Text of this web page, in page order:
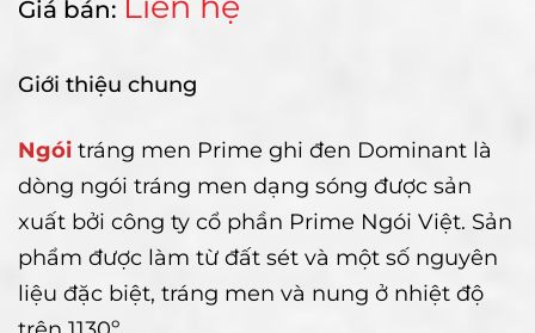
Giá bán:
Giới thiệu chung
Ngói tráng men Prime ghi đen Dominant là
dòng ngói tráng men dạng sóng được sản
xuất bởi công ty cổ phần Prime Ngói Việt. Sản
phẩm được làm từ đất sét và một số nguyên
liệu đặc biệt, tráng men và nung ở nhiệt độ